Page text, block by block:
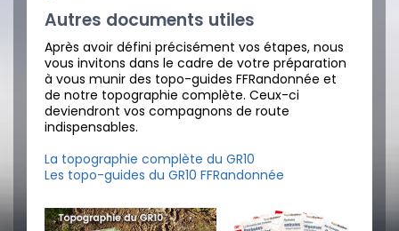
Autres documents utiles
Après avoir défini précisément vos étapes, nous
vous invitons dans le cadre de votre préparation
à vous munir des topo-guides FFRandonnée et
de notre topographie complète. Ceux-ci
deviendront vos compagnons de route
indispensables.
La topographie complète du GR10
Les topo-guides du GR10 FFRandonnée